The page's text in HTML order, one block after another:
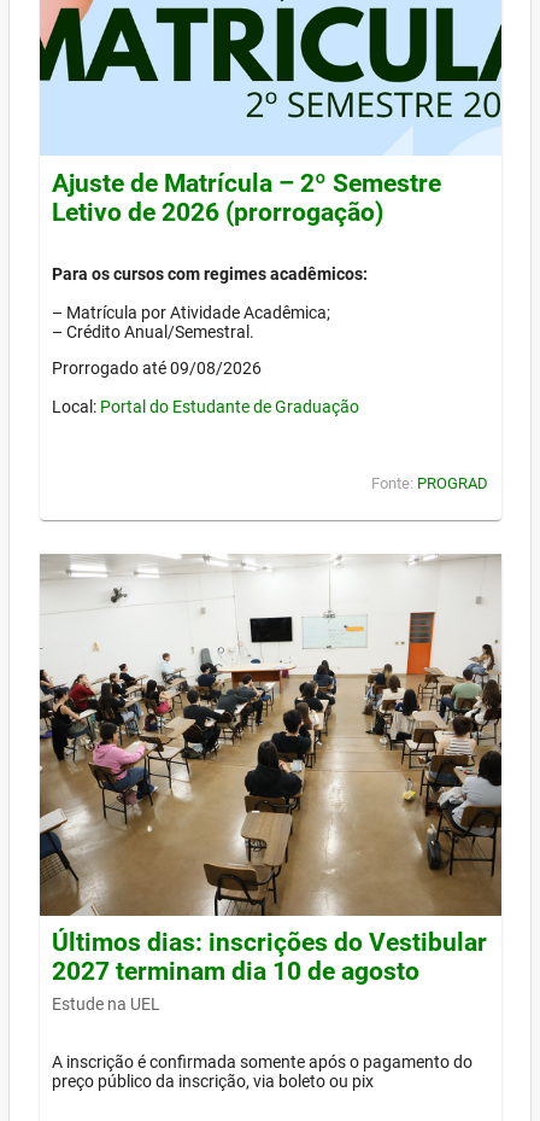
Ajuste de Matrícula – 2º Semestre
Letivo de 2026 (prorrogação)
Para os cursos com regimes acadêmicos:
– Matrícula por Atividade Acadêmica;
– Crédito Anual/Semestral.
Prorrogado até 09/08/2026
Local: Portal do Estudante de Graduação
Fonte: PROGRAD
Últimos dias: inscrições do Vestibular
2027 terminam dia 10 de agosto
Estude na UEL
A inscrição é confirmada somente após o pagamento do
preço público da inscrição, via boleto ou pix